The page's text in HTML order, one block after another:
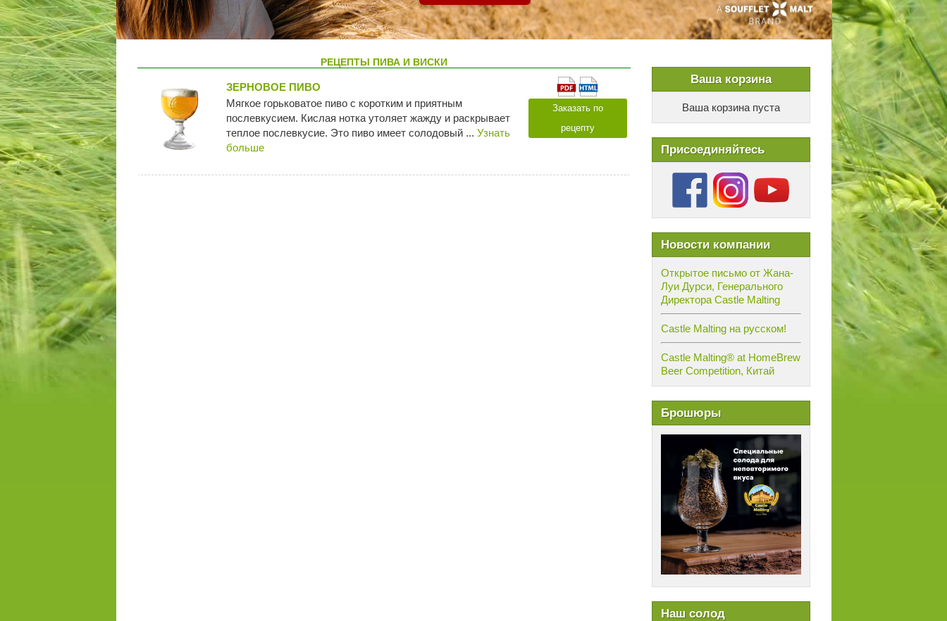
Ваша корзина
Ваша корзина пуста
Присоединяйтесь
Новости компании
Открытое письмо от Жана-
Луи Дурси, Генерального
Директора Castle Malting
Castle Malting на русском!
Castle Malting® at HomeBrew
Beer Competition, Китай
Брошюры
Наш солод
РЕЦЕПТЫ ПИВА И ВИСКИ
ЗЕРНОВОЕ ПИВО
Мягкое горьковатое пиво с коротким и приятным
послевкусием. Кислая нотка утоляет жажду и раскрывает
теплое послевкусие. Это пиво имеет солодовый ... Узнать
больше
Заказать по
рецепту